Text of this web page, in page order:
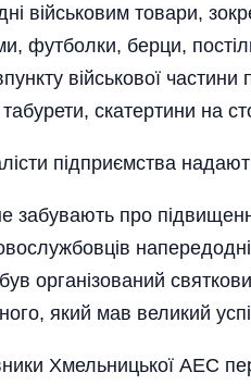
військовим товари,
футболки, берци,
військової частини
скатертини на
підприємства
забувають про
організований
який мав великий
Хмельницької АЕС